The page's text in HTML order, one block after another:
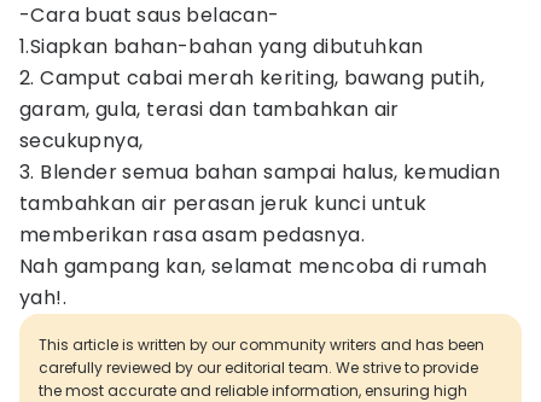
-Cara buat saus belacan-
1.Siapkan bahan-bahan yang dibutuhkan
2. Camput cabai merah keriting, bawang putih,
garam, gula, terasi dan tambahkan air
secukupnya,
3. Blender semua bahan sampai halus, kemudian
tambahkan air perasan jeruk kunci untuk
memberikan rasa asam pedasnya.
Nah gampang kan, selamat mencoba di rumah
yah!.
This article is written by our community writers and has been
carefully reviewed by our editorial team. We strive to provide
the most accurate and reliable information, ensuring high